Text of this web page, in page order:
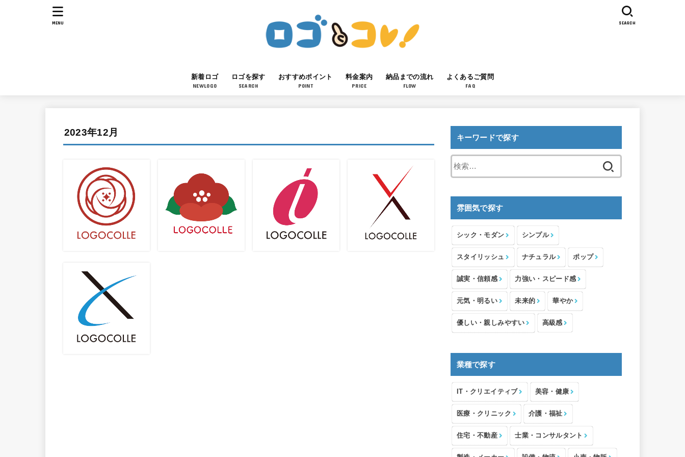
新着ロゴ
NEWLOGO
ロゴを探す
SEARCH
おすすめポイント
POINT
料金案内
PRICE
納品までの流れ
FLOW
よくあるご質問
FAQ
SEARCH
MENU
2023年12月 キーワードで探す
索:
雰囲気で探す
シック・モダン シンプル
スタイリッシュ ナチュラル ポップ
誠実・信頼感 力強い・スピード感
元気・明るい 未来的 華やか
優しい・親しみやすい 高級感
業種で探す
IT・クリエイティブ 美容・健康
医療・クリニック 介護・福祉
住宅・不動産 士業・コンサルタント